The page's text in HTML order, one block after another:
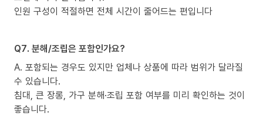
인원 구성이 적절하면 전체 시간이 줄어드는 편입니다
Q7. 분해/조립은 포함인가요?
A. 포함되는 경우도 있지만 업체나 상품에 따라 범위가 달라질
수 있습니다.
침대, 큰 장롱, 가구 분해·조립 포함 여부를 미리 확인하는 것이
좋습니다.